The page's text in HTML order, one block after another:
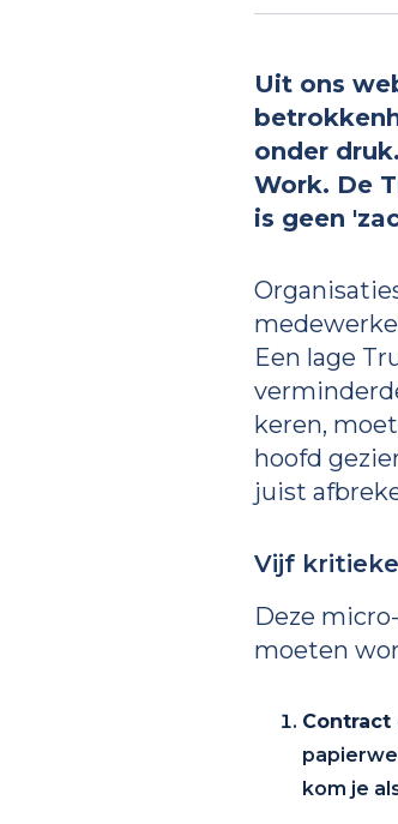
Uit ons
onder
Work. De
is geen
Een lage
keren,
hoofd
juist
Vijf
Deze
moeten
kom je